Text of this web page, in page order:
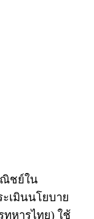
ณิชย์ใน
ะเมินนโยบาย
หารไทย) ใช้